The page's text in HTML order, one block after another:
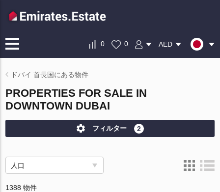
0 0 AED
ドバイ 首長国にある物件
PROPERTIES FOR SALE IN
DOWNTOWN DUBAI
フィルター 2
人口
1388 物件